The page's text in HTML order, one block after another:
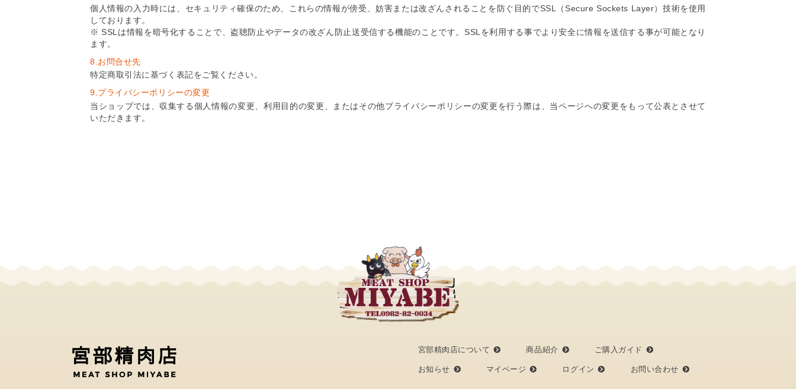
個人情報の入力時には、セキュリティ確保のため、これらの情報が傍受、妨害または改ざんされることを防ぐ目的でSSL（Secure Sockets Layer）技術を使用
しております。
※ SSLは情報を暗号化することで、盗聴防止やデータの改ざん防止送受信する機能のことです。SSLを利用する事でより安全に情報を送信する事が可能となり
ます。
8.お問合せ先
特定商取引法に基づく表記をご覧ください。
9.プライバシーポリシーの変更
当ショップでは、収集する個人情報の変更、利用目的の変更、またはその他プライバシーポリシーの変更を行う際は、当ページへの変更をもって公表とさせて
いただきます。
宮部精肉店について 商品紹介 ご購入ガイド
お知らせ マイページ ログイン お問い合わせ